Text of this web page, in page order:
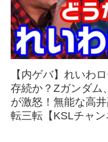
【内ゲバ】れいわ
存続か？Zガンダム
が激怒！無能な高
転三転【KSLチャン